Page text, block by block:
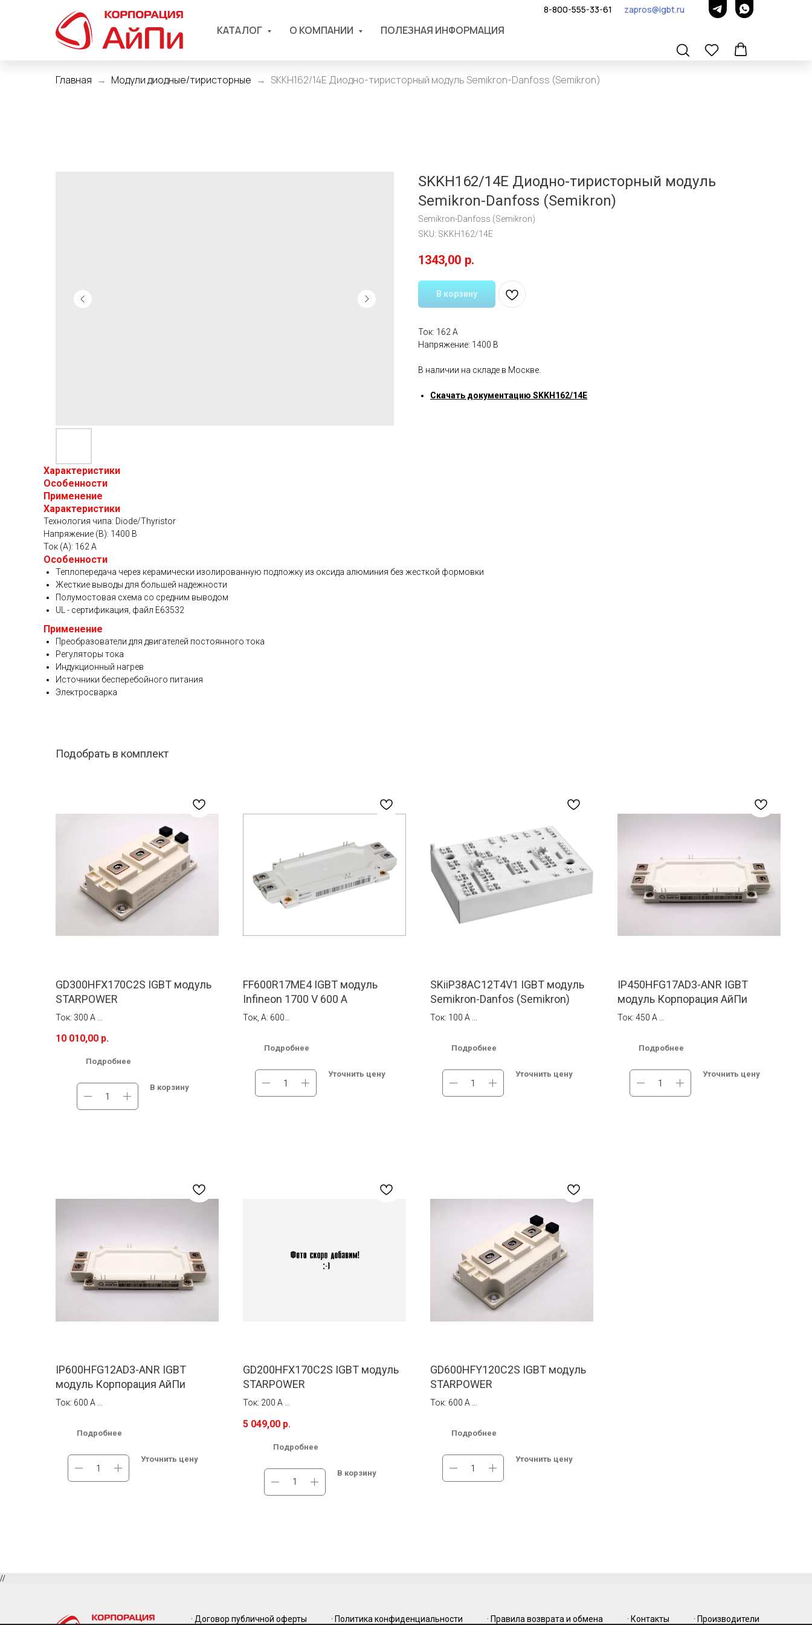
КАТАЛОГ О КОМПАНИИ ПОЛЕЗНАЯ ИНФОРМАЦИЯ
8-800-555-33-61 zapros@igbt.ru
Главная Модули диодные/тиристорные SKKH162/14E Диодно-тиристорный модуль Semikron-Danfoss (Semikron)
SKKH162/14E Диодно-тиристорный модуль
Semikron-Danfoss (Semikron)
Semikron-Danfoss (Semikron)
SKU: SKKH162/14E
1343,00 р.
В корзину
Ток: 162 A
Напряжение: 1400 В
В наличии на складе в Москве.
Скачать документацию SKKH162/14E
Характеристики
Особенности
Применение
Характеристики
Технология чипа: Diode/Thyristor
Напряжение (В): 1400 В
Ток (А): 162 A
Особенности
Теплопередача через керамически изолированную подложку из оксида алюминия без жесткой формовки
Жесткие выводы для большей надежности
Полумостовая схема со средним выводом
UL - сертификация, файл E63532
Применение
Преобразователи для двигателей постоянного тока
Регуляторы тока
Индукционный нагрев
Источники бесперебойного питания
Электросварка
Подобрать в комплект
GD300HFX170C2S IGBT модуль
STARPOWER
Ток: 300 A
Новосибирске. Бесплатная доставка по
России.
10 010,00 р.
Подробнее
В корзину
FF600R17ME4 IGBT модуль
Infineon 1700 V 600 A
Ток, А: 600
ДxШxВ: 152x63x21 мм
Подробнее
Уточнить цену
SKiiP38AC12T4V1 IGBT модуль
Semikron-Danfos (Semikron)
Ток: 100 А
В наличии на складе в Москве.
Бесплатная доставка по России.
Подробнее
Уточнить цену
IP450HFG17AD3-ANR IGBT
модуль Корпорация АйПи
Ток: 450 A
В наличии на складе в Москве.
Бесплатная доставка по России.
Подробнее
Уточнить цену
IP600HFG12AD3-ANR IGBT
модуль Корпорация АйПи
Ток: 600 A
В наличии на складе в Москве.
Бесплатная доставка по России.
Подробнее
Уточнить цену
GD200HFX170C2S IGBT модуль
STARPOWER
Ток: 200 A
Бесплатная доставка по России.
5 049,00 р.
Подробнее
В корзину
GD600HFY120C2S IGBT модуль
STARPOWER
Ток: 600 A
В наличии на складе в Москве.
Бесплатная доставка по России.
Подробнее
Уточнить цену
//
· Договор публичной оферты · Политика конфиденциальности · Правила возврата и обмена · Контакты · Производители